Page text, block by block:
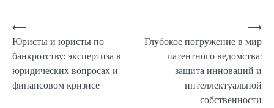
Навигация
по
записям
⟵
Юристы и юристы по
банкротству: экспертиза в
юридических вопросах и
финансовом кризисе
Глубокое погружение в мир
патентного ведомства:
защита инноваций и
интеллектуальной
собственности
⟶